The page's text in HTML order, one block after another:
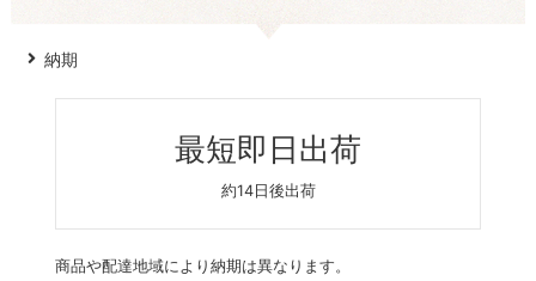
納期
最短即日出荷
約14日後出荷
商品や配達地域により納期は異なります。